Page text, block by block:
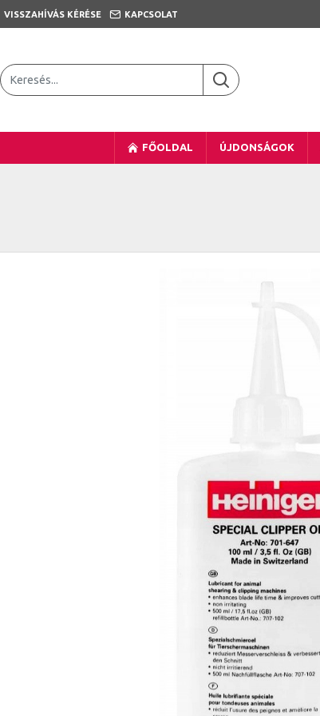
VISSZAHÍVÁS KÉRÉSE KAPCSOLAT
FŐOLDAL ÚJDONSÁGOK